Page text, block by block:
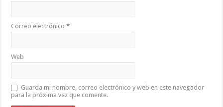
Correo electrónico*
Web
Guarda mi nombre, correo electrónico y web en este navegador
para la próxima vez que comente.